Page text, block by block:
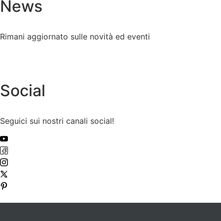
News
Rimani aggiornato sulle novità ed eventi
Social
Seguici sui nostri canali social!